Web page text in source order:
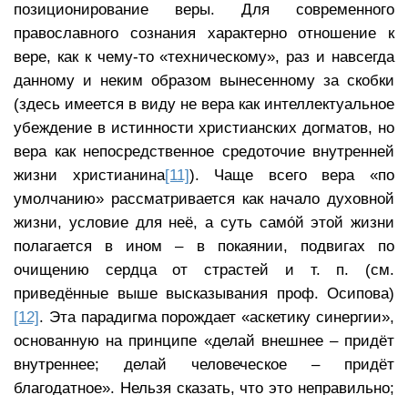
позиционирование веры. Для современного
православного сознания характерно отношение к
вере, как к чему-то «техническому», раз и навсегда
данному и неким образом вынесенному за скобки
(здесь имеется в виду не вера как интеллектуальное
убеждение в истинности христианских догматов, но
вера как непосредственное средоточие внутренней
жизни христианина[11]). Чаще всего вера «по
умолчанию» рассматривается как начало духовной
жизни, условие для неё, а суть само́й этой жизни
полагается в ином – в покаянии, подвигах по
очищению сердца от страстей и т. п. (см.
приведённые выше высказывания проф. Осипова)
[12] . Эта парадигма порождает «аскетику синергии»,
основанную на принципе «делай внешнее – придёт
внутреннее; делай человеческое – придёт
благодатное». Нельзя сказать, что это неправильно;